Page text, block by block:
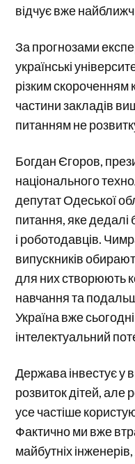
відчує вже
За прогнозами
українські
різким скороченням
частини закладів
питанням не
Богдан Єгоров,
національного
депутат Одеської
питання, яке дедалі
і роботодавців.
випускників
для них створюють
навчання та
Україна вже
інтелектуальний
Держава інвестує у
розвиток дітей, але
усе частіше
Фактично ми вже
майбутніх